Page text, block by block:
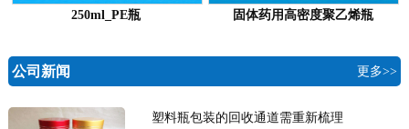
250ml_PE瓶 固体药用高密度聚乙烯瓶
公司新闻 更多>>
塑料瓶包装的回收通道需重新梳理